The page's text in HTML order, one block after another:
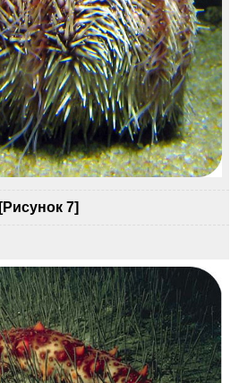
[Рисунок 7]